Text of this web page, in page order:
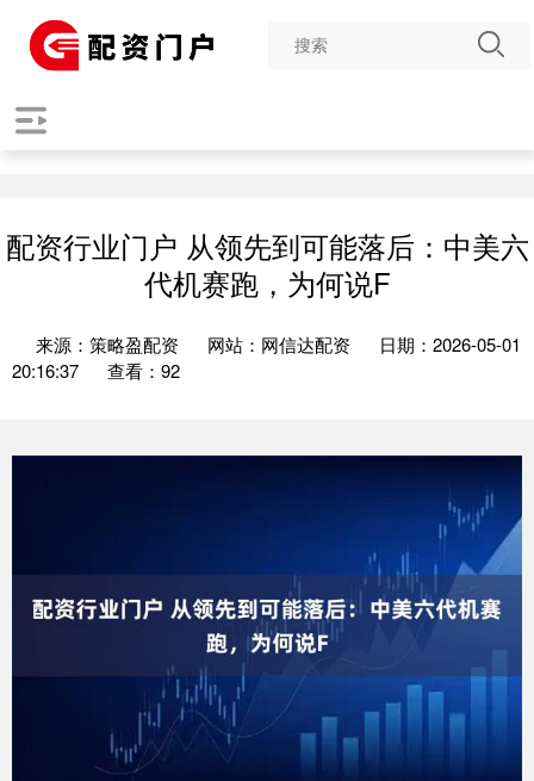
配资行业门户 从领先到可能落后：中美六
代机赛跑，为何说F
来源：策略盈配资 网站：网信达配资
日期：2026-05-01
20:16:37
查看：92